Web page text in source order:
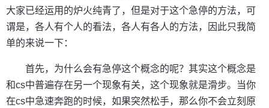
大家已经运用的炉火纯青了，但是对于这个急停的方法，可
谓是，各人有个人的看法，各人有各人的方法，因此只我简
单的来说一下：
首先，为什么会有急停这个概念的呢？其实这个概念是
和cs中普遍存在另一个现象有关，这个现象就是滑步。当你
在cs中急速奔跑的时候，如果突然松手，那么你不会立刻原